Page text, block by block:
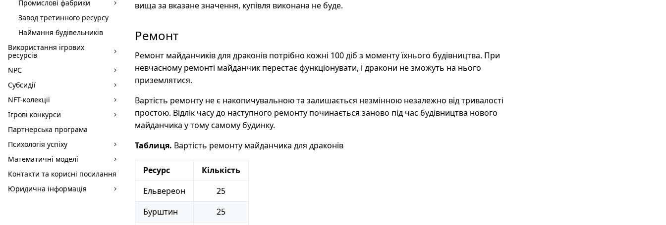
Промислові фабрики
Завод третинного ресурсу
Наймання будівельників
Використання ігрових
ресурсів
NPC
Субсидії
NFT-колекції
Ігрові конкурси
Партнерська програма
Психологія успіху
Математичні моделі
Контакти та корисні посилання
Юридична інформація
вища за вказане значення, купівля виконана не буде.
Ремонт
Ремонт майданчиків для драконів потрібно кожні 100 діб з моменту їхнього будівництва. При
невчасному ремонті майданчик перестає функціонувати, і дракони не зможуть на нього
приземлятися.
Вартість ремонту не є накопичувальною та залишається незмінною незалежно від тривалості
простою. Відлік часу до наступного ремонту починається заново під час будівництва нового
майданчика у тому самому будинку.
Таблиця. Вартість ремонту майданчика для драконів
Ресурс
Кількість
Ельвереон
25
Бурштин
25